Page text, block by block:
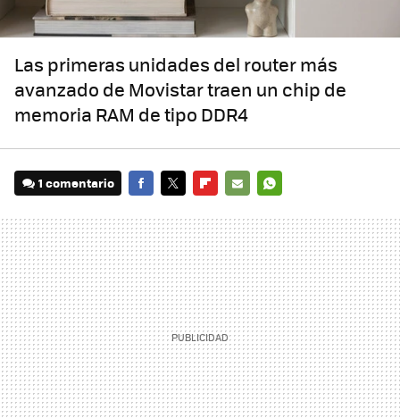
Las primeras unidades del router más
avanzado de Movistar traen un chip de
memoria RAM de tipo DDR4
1 comentario
MAIL